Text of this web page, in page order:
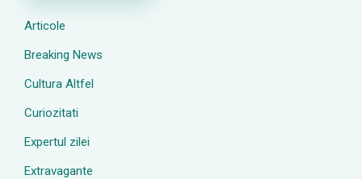
Articole
Breaking News
Cultura Altfel
Curiozitati
Expertul zilei
Extravagante